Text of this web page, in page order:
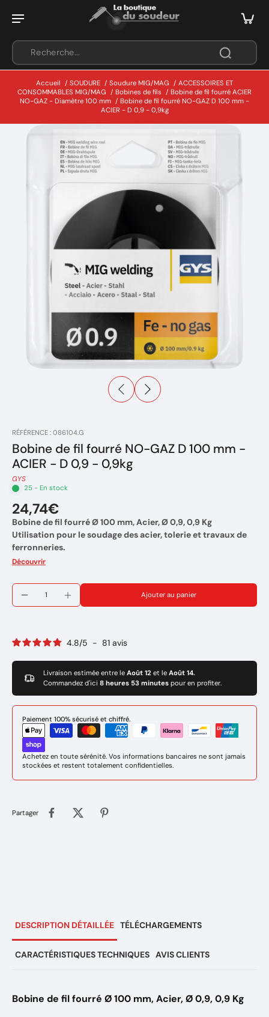
Accueil / SOUDURE / Soudure MIG/MAG / ACCESSOIRES ET
CONSOMMABLES MIG/MAG / Bobines de fils / Bobine de fil fourré ACIER
NO-GAZ - Diamètre 100 mm / Bobine de fil fourré NO-GAZ D 100 mm -
ACIER - D 0,9 - 0,9kg
RÉFÉRENCE : 086104.G
Bobine de fil fourré NO-GAZ D 100 mm -
ACIER - D 0,9 - 0,9kg
GYS
25 - En stock
24,74€
Bobine de fil fourré Ø 100 mm, Acier, Ø 0,9, 0,9 Kg
Utilisation pour le soudage des acier, tolerie et travaux de
ferronneries.
Soudage des aciers non alliés et des aciers à grains fins
Position de soudage : Toutes positions
Marque : GYS
Réference: 086104
Découvrir
Ajouter au panier
4.8/5 - 81 avis
Livraison estimée entre le Août 12 et le Août 14.
Commandez d'ici 8 heures 53 minutes pour en profiter.
Paiement 100% sécurisé et chiffré.
Achetez en toute sérénité. Vos informations bancaires ne sont jamais
stockées et restent totalement confidentielles.
Partager
DESCRIPTION DÉTAILLÉE TÉLÉCHARGEMENTS
CARACTÉRISTIQUES TECHNIQUES AVIS CLIENTS
Bobine de fil fourré Ø 100 mm, Acier, Ø 0,9, 0,9 Kg